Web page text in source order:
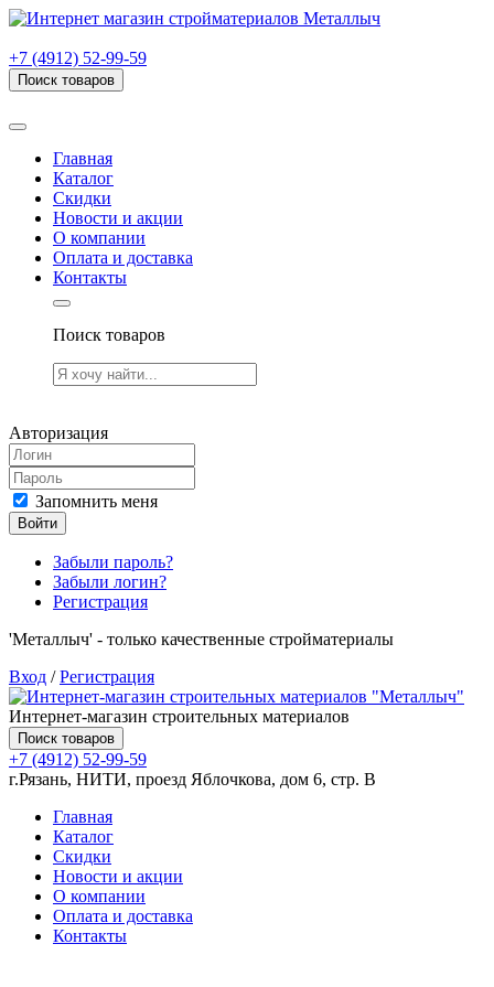
+7 (4912) 52-99-59
Поиск товаров
Главная
Каталог
Скидки
Новости и акции
О компании
Оплата и доставка
Контакты
Поиск товаров
Авторизация
Запомнить меня
Войти
Забыли пароль?
Забыли логин?
Регистрация
'Металлыч' - только качественные стройматериалы
Вход /Регистрация
Интернет-магазин строительных материалов
Поиск товаров
+7 (4912) 52-99-59
г.Рязань, НИТИ, проезд Яблочкова, дом 6, стр. В
Главная
Каталог
Скидки
Новости и акции
О компании
Оплата и доставка
Контакты